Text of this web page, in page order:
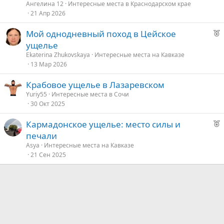
у
е
е
Ангелина 12 Интересные места в Краснодарском крае
21 Апр 2026
Р
у
Мой однодневный поход в Цейское
ущелье
Ekaterina Zhukovskaya
Интересные места на Кавказе
13 Мар 2026
Крабовое ущелье в Лазаревском
Yuriy55
Интересные места в Сочи
30 Окт 2025
Р
Кармадонское ущелье: место силы и
печали
Asya
Интересные места на Кавказе
21 Сен 2025